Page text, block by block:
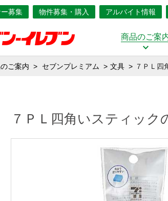
募集 物件募集・購入 アルバイト情報
商品のご案
ご案内 セブンプレミアム 文具 ７ＰＬ四
７ＰＬ四角いスティック